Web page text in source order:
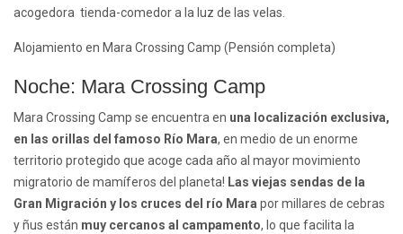
acogedora tienda-comedor a la luz de las velas.
Alojamiento en Mara Crossing Camp (Pensión completa)
Noche: Mara Crossing Camp
Mara Crossing Camp se encuentra en una localización exclusiva,
en las orillas del famoso Río Mara, en medio de un enorme
territorio protegido que acoge cada año al mayor movimiento
migratorio de mamíferos del planeta! Las viejas sendas de la
Gran Migración y los cruces del río Mara por millares de cebras
y ñus están muy cercanos al campamento, lo que facilita la